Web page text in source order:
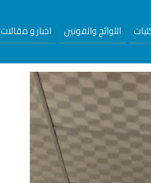
اللوائح والقونين اخبار و مقالات